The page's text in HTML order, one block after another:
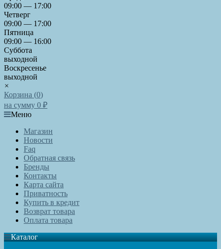
09:00 — 17:00
Четверг
09:00 — 17:00
Пятница
09:00 — 16:00
Суббота
выходной
Воскресенье
выходной
×
Корзина (0)
на сумму 0 ₽
Меню
Магазин
Новости
Faq
Обратная связь
Бренды
Контакты
Карта сайта
Приватность
Купить в кредит
Возврат товара
Оплата товара
Каталог